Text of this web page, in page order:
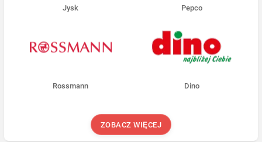
Jysk Pepco
Rossmann Dino
ZOBACZ WIĘCEJ